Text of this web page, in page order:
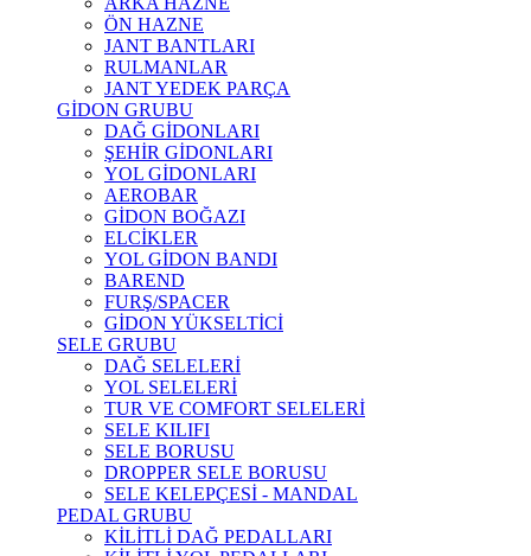
ÖN HAZNE
JANT BANTLARI
RULMANLAR
JANT YEDEK PARÇA
GİDON GRUBU
DAĞ GİDONLARI
ŞEHİR GİDONLARI
YOL GİDONLARI
AEROBAR
GİDON BOĞAZI
ELCİKLER
YOL GİDON BANDI
BAREND
FURŞ/SPACER
GİDON YÜKSELTİCİ
SELE GRUBU
DAĞ SELELERİ
YOL SELELERİ
TUR VE COMFORT SELELERİ
SELE KILIFI
SELE BORUSU
DROPPER SELE BORUSU
SELE KELEPÇESİ - MANDAL
PEDAL GRUBU
KİLİTLİ DAĞ PEDALLARI